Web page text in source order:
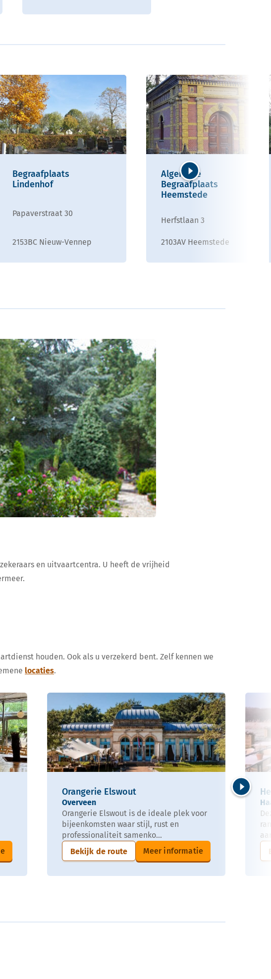
Begraafplaats
Lindenhof
Papaverstraat 30
2153BC Nieuw-Vennep
Algemene
Begraafplaats
Heemstede
Herfstlaan 3
2103AV Heemstede
Volgende
en uitvaartcentra. U heeft de vrijheid
houden. Ook als u verzekerd bent. Zelf kennen we
locaties.
Orangerie Elswout
Overveen
Orangerie Elswout is de ideale plek voor
bijeenkomsten waar stijl, rust en
professionaliteit samenko...
Bekijk de route
Meer informatie
Volgende